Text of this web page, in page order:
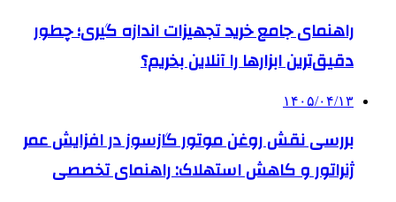
راهنمای جامع خرید تجهیزات اندازه گیری؛ چطور
دقیق‌ترین ابزارها را آنلاین بخریم؟
۱۴۰۵/۰۴/۱۳
بررسی نقش روغن موتور گازسوز در افزایش عمر
ژنراتور و کاهش استهلاک: راهنمای تخصصی